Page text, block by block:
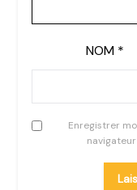
NOM *
Enregistrer